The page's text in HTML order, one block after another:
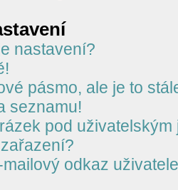
nastavení?
pásmo, ale je to
seznamu!
pod uživatelským
odkaz